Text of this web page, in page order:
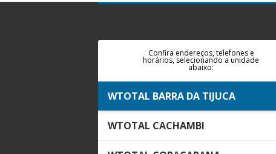
Confira endereços, telefones e
horários, selecionando a unidade
abaixo:
WTOTAL BARRA DA TIJUCA
WTOTAL CACHAMBI